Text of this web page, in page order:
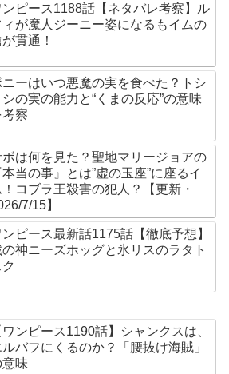
ンピース1188話【ネタバレ考察】ル
ィが魔人ジーニー姿になるもイムの
貫通！
ニーはいつ悪魔の実を食べた？トシ
シの実の能力と“くまの反応”の意味
考察
ボは何を見た？聖地マリージョアの
本当の事』とは”虚の玉座”に座るイ
！コブラ王殺害の犯人？【更新・
7/15】
ンピース最新話1175話【徹底予想】
の神ニーズホッグと氷リスのラタト
ワンピース1190話】シャンクスは、
ルバフにくるのか？「腰抜け海賊」
意味